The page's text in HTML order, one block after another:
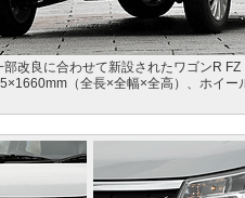
部改良に合わせて新設されたワゴンR
（全長×全幅×全高）、ホイー